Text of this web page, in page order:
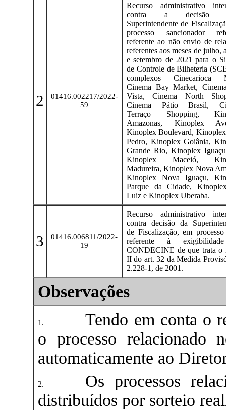
2
01416.002217/2022-
59
Recurso administrativo
contra a decisão
Superintendente de
processo sancionador
referente ao não envio de
referentes aos meses de julho,
e setembro de 2021 para o
de Controle de Bilheteria
complexos Cinecarioca
Cinema Bay Market,
Vista, Cinema North
Cinema Pátio Brasil,
Terraço Shopping,
Amazonas, Kinoplex
Kinoplex Boulevard,
Pedro, Kinoplex Goiânia,
Grande Rio, Kinoplex
Kinoplex Maceió,
Madureira, Kinoplex Nova
Kinoplex Nova Iguaçu,
Parque da Cidade,
Luiz e Kinoplex Uberaba.
3
01416.006811/2022-
19
Recurso administrativo
contra decisão da
de Fiscalização, em
referente à
CONDECINE de que trata o
II do art. 32 da Medida
2.228-1, de 2001.
Observações
Tendo em conta o
o processo
automaticamente ao
Os processos
distribuídos por sorteio